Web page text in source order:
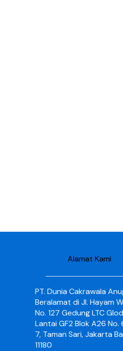
Alamat Kami
PT. Dunia Cakrawala
Beralamat di Jl. Hayam
No. 127 Gedung LTC
Lantai GF2 Blok A26 No.
7, Taman Sari, Jakarta
11180